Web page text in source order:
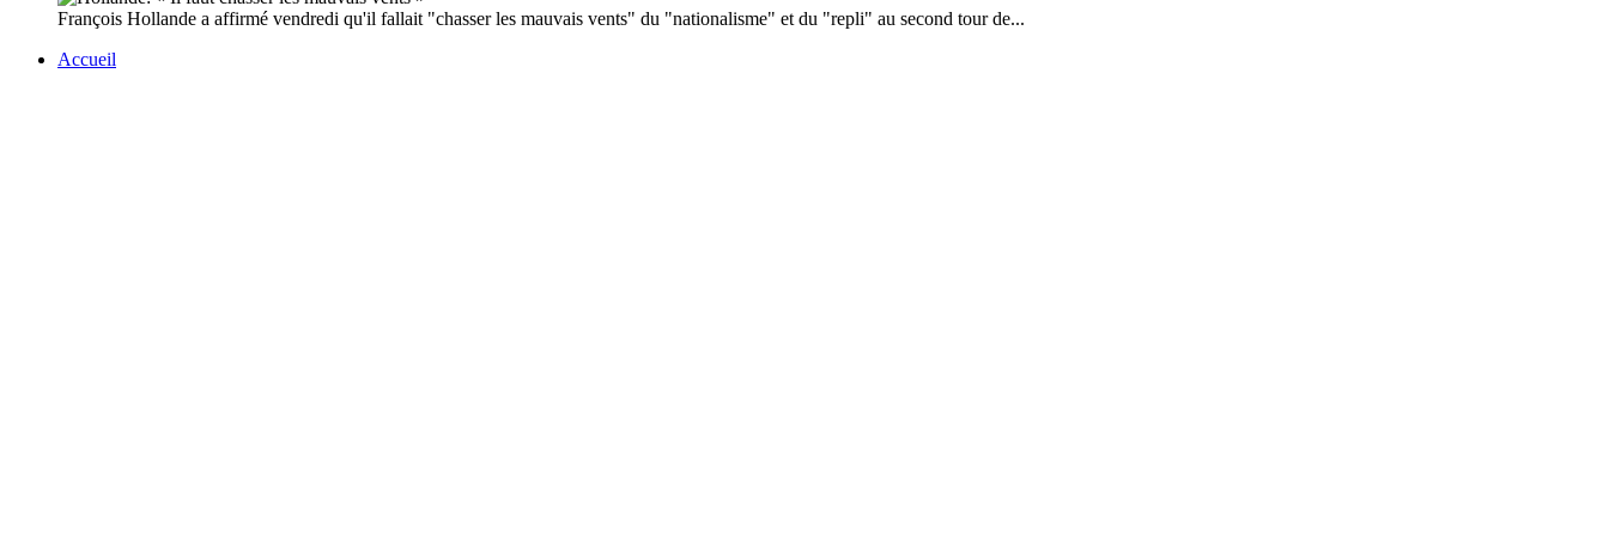
François Hollande a affirmé vendredi qu'il fallait "chasser les mauvais vents" du "nationalisme" et du "repli" au second tour de...
Accueil